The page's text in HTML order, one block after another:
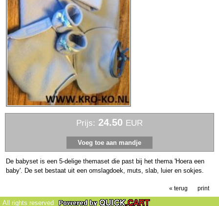
Prijs: 24.50 EUR
De babyset is een 5-delige themaset die past bij het thema 'Hoera een
baby'. De set bestaat uit een omslagdoek, muts, slab, luier en sokjes.
print
« terug
All rights reserved